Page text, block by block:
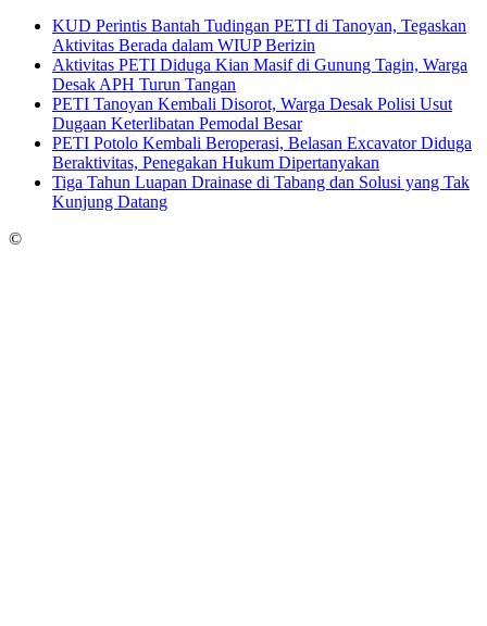
KUD Perintis Bantah Tudingan PETI di Tanoyan, Tegaskan
Aktivitas Berada dalam WIUP Berizin
Aktivitas PETI Diduga Kian Masif di Gunung Tagin, Warga
Desak APH Turun Tangan
PETI Tanoyan Kembali Disorot, Warga Desak Polisi Usut
Dugaan Keterlibatan Pemodal Besar
PETI Potolo Kembali Beroperasi, Belasan Excavator Diduga
Beraktivitas, Penegakan Hukum Dipertanyakan
Tiga Tahun Luapan Drainase di Tabang dan Solusi yang Tak
Kunjung Datang
©